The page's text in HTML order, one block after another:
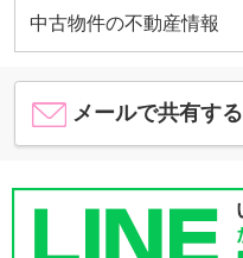
中古物件の不動産情報
メールで共有する